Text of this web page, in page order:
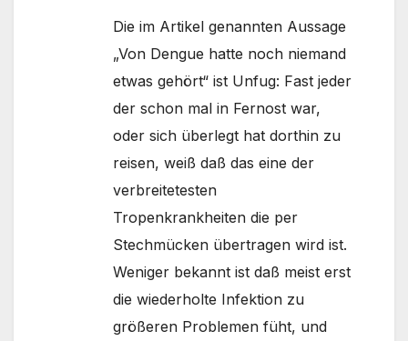
Die im Artikel genannten Aussage
„Von Dengue hatte noch niemand
etwas gehört“ ist Unfug: Fast jeder
der schon mal in Fernost war,
oder sich überlegt hat dorthin zu
reisen, weiß daß das eine der
verbreitetesten
Tropenkrankheiten die per
Stechmücken übertragen wird ist.
Weniger bekannt ist daß meist erst
die wiederholte Infektion zu
größeren Problemen füht, und